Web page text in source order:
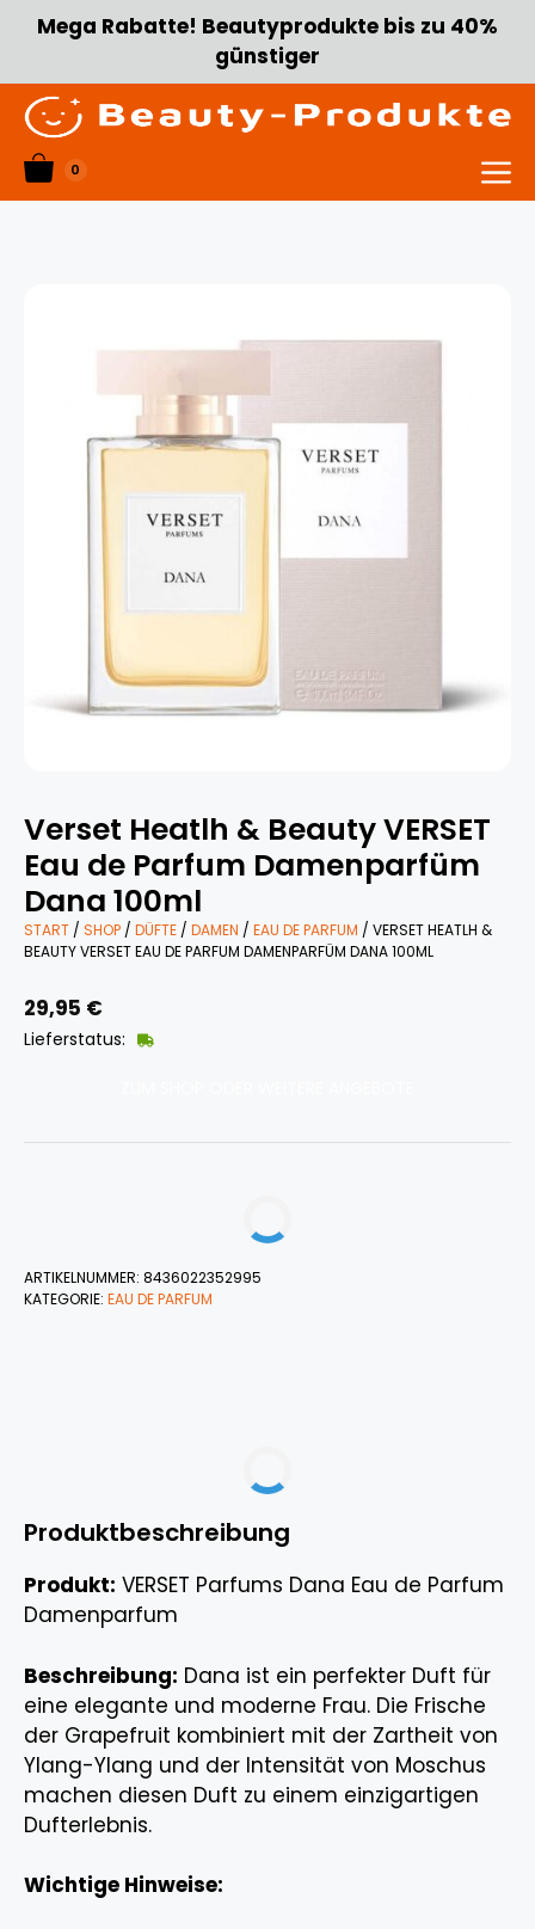
Zum
Inhalt
Mega Rabatte! Beautyprodukte bis zu 40%
günstiger
0
Menü
Verset Heatlh & Beauty VERSET
Eau de Parfum Damenparfüm
Dana 100ml
START / SHOP / DÜFTE / DAMEN / EAU DE PARFUM / VERSET HEATLH &
BEAUTY VERSET EAU DE PARFUM DAMENPARFÜM DANA 100ML
29,95 €
Lieferstatus:
ARTIKELNUMMER: 8436022352995
KATEGORIE: EAU DE PARFUM
Produktbeschreibung
Produkt: VERSET Parfums Dana Eau de Parfum
Damenparfum
Beschreibung: Dana ist ein perfekter Duft für
eine elegante und moderne Frau. Die Frische
der Grapefruit kombiniert mit der Zartheit von
Ylang-Ylang und der Intensität von Moschus
machen diesen Duft zu einem einzigartigen
Dufterlebnis.
Wichtige Hinweise: